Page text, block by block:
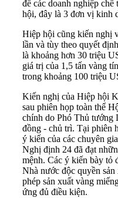
để các doanh nghiệp
hội, đây là 3 đơn vị kinh
Hiệp hội cũng kiến nghị
lần và tùy theo quyết
là khoảng hơn 30 triệu
giá trị của 1,5 tấn vàng
trong khoảng 100 triệu
Kiến nghị của Hiệp hội
sau phiên họp toàn thể
chính do Phó Thủ
đồng - chủ trì. Tại phiên
ý kiến của các chuyên
Nghị định 24 đã đạt
mệnh. Các ý kiến bày tỏ
Nhà nước độc quyền sản
phép sản xuất vàng
ứng đủ điều kiện.